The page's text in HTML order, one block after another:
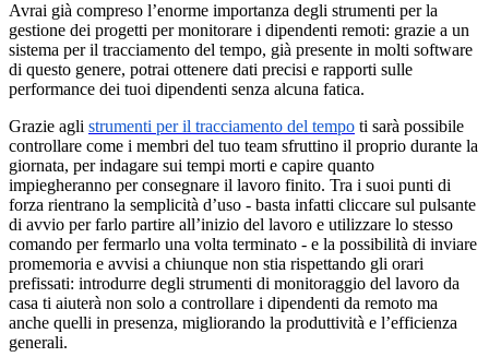
Avrai già compreso l’enorme importanza degli strumenti per la
gestione dei progetti per monitorare i dipendenti remoti: grazie a un
sistema per il tracciamento del tempo, già presente in molti software
di questo genere, potrai ottenere dati precisi e rapporti sulle
performance dei tuoi dipendenti senza alcuna fatica.
Grazie agli strumenti per il tracciamento del tempo ti sarà possibile
controllare come i membri del tuo team sfruttino il proprio durante la
giornata, per indagare sui tempi morti e capire quanto
impiegheranno per consegnare il lavoro finito. Tra i suoi punti di
forza rientrano la semplicità d’uso - basta infatti cliccare sul pulsante
di avvio per farlo partire all’inizio del lavoro e utilizzare lo stesso
comando per fermarlo una volta terminato - e la possibilità di inviare
promemoria e avvisi a chiunque non stia rispettando gli orari
prefissati: introdurre degli strumenti di monitoraggio del lavoro da
casa ti aiuterà non solo a controllare i dipendenti da remoto ma
anche quelli in presenza, migliorando la produttività e l’efficienza
generali.